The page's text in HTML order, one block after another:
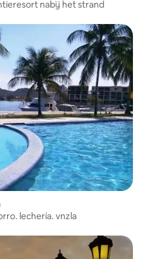
nabij het strand
lechería. vnzla